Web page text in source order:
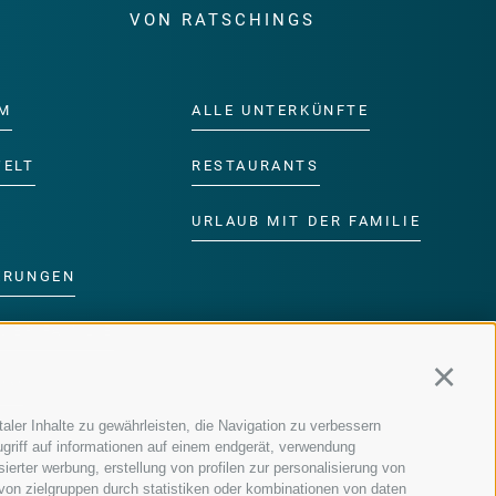
Inhalte zu gewährleisten, die Navigation zu verbessern
auf informationen auf einem endgerät, verwendung
werbung, erstellung von profilen zur personalisierung von
zielgruppen durch statistiken oder kombinationen von daten
VON RATSCHINGS
ALLE UNTERKÜNFTE
RESTAURANTS
URLAUB MIT DER FAMILIE